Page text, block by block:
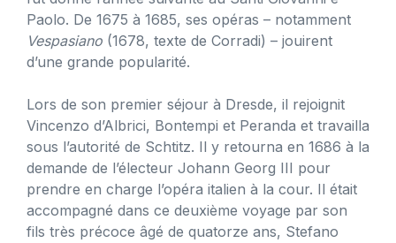
Paolo. De 1675 à 1685, ses opéras – notamment
Vespasiano (1678, texte de Corradi) – jouirent
d’une grande popularité.
Lors de son premier séjour à Dresde, il rejoignit
Vincenzo d’Albrici, Bontempi et Peranda et travailla
sous l’autorité de Schtitz. Il y retourna en 1686 à la
demande de l’électeur Johann Georg III pour
prendre en charge l’opéra italien à la cour. Il était
accompagné dans ce deuxième voyage par son
fils très précoce âgé de quatorze ans, Stefano